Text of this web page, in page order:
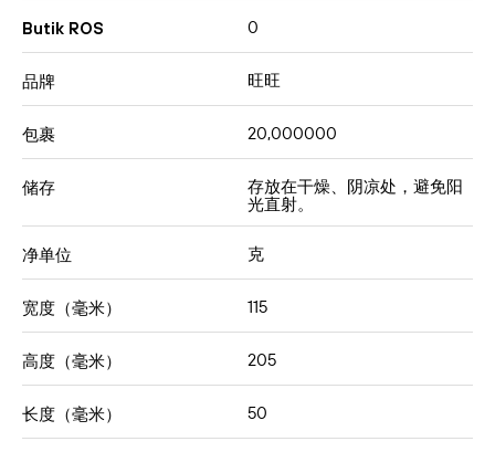
Butik ROS 0
品牌 旺旺
包裹 20,000000
储存
存放在干燥、阴凉处，避免阳
光直射。
净单位 克
宽度（毫米） 115
高度（毫米） 205
长度（毫米） 50